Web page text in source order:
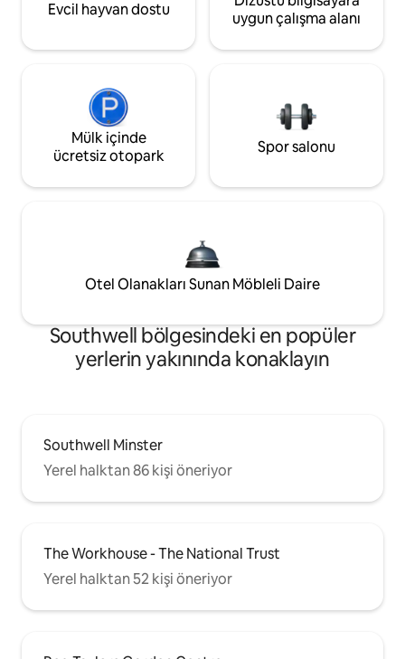
Evcil hayvan dostu
uygun çalışma alanı
Mülk içinde
ücretsiz otopark
Spor salonu
Otel Olanakları Sunan Möbleli Daire
Southwell bölgesindeki en popüler
yerlerin yakınında konaklayın
Southwell Minster
Yerel halktan 86 kişi öneriyor
The Workhouse - The National Trust
Yerel halktan 52 kişi öneriyor